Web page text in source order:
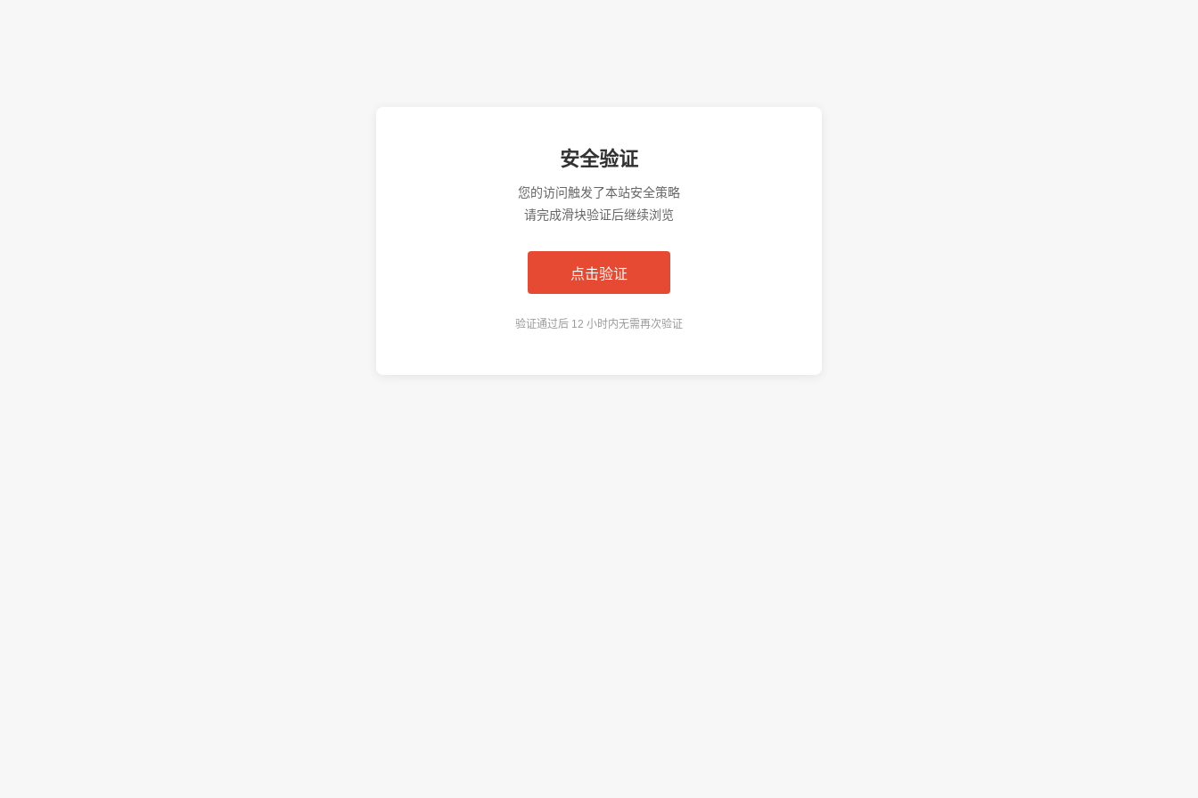
安全验证
您的访问触发了本站安全策略
请完成滑块验证后继续浏览
点击验证
验证通过后 12 小时内无需再次验证